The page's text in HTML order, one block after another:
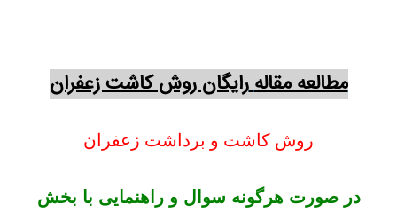
مطالعه مقالهرایگان روش کاشت زعفران
روش کاشت و برداشت زعفران
در صورت هرگونه سوال و راهنمایی با بخش